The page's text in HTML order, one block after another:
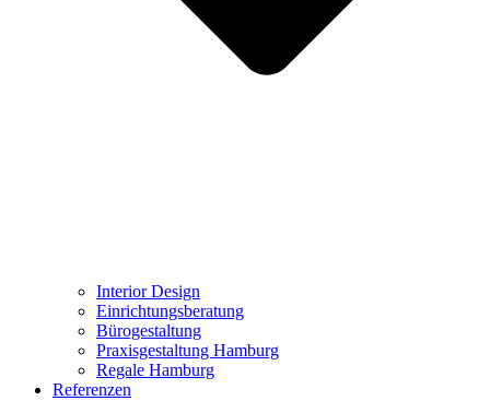
Interior Design
Einrichtungsberatung
Bürogestaltung
Praxisgestaltung Hamburg
Regale Hamburg
Referenzen